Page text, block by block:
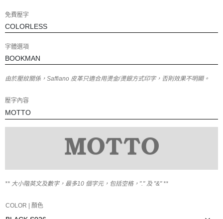
免費壓字
字體選項
由於壓紋關係，Saffiano 皮革只適合用燙金/燙銀方式印字，否則效果不明顯。
壓字內容
** 大小階英文及數字，最多10 個字元，包括空格，"." 及 "&" **
COLOR | 顏色